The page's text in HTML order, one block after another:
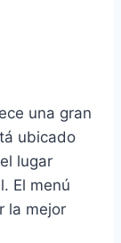
una gran
ubicado
lugar
El menú
la mejor